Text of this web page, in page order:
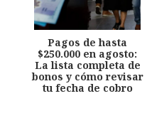
Pagos de hasta
$250.000 en agosto:
La lista completa de
bonos y cómo revisar
tu fecha de cobro